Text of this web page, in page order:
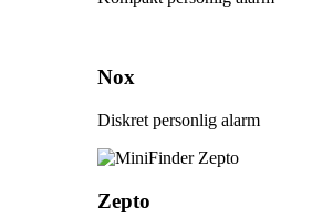
Nox
Diskret personlig alarm
Zepto